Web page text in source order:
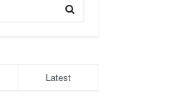
Latest